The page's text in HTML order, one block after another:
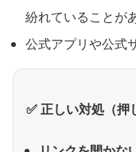
紛れていることが
公式アプリや公式
✅ 正しい対処（押